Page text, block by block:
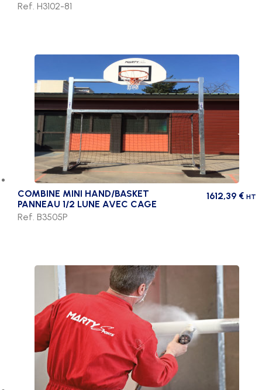
Ref. H3102-81
COMBINE MINI HAND/BASKET
PANNEAU 1/2 LUNE AVEC CAGE
1612,39 € HT
Ref. B3505P